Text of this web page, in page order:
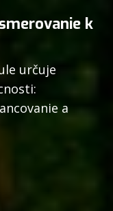
k
určuje
a